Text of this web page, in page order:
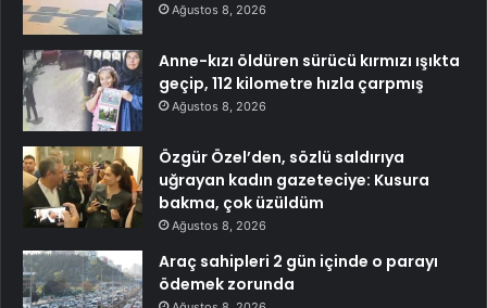
Ağustos 8, 2026
Anne-kızı öldüren sürücü kırmızı ışıkta
geçip, 112 kilometre hızla çarpmış
Ağustos 8, 2026
Özgür Özel’den, sözlü saldırıya
uğrayan kadın gazeteciye: Kusura
bakma, çok üzüldüm
Ağustos 8, 2026
Araç sahipleri 2 gün içinde o parayı
ödemek zorunda